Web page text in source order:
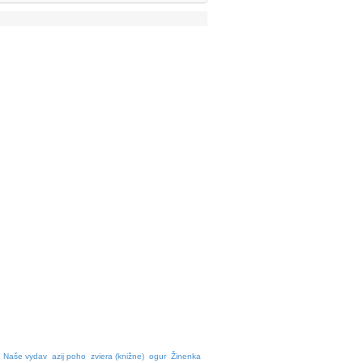
Naše vydav azij poho zviera (knižne) ogur Žinenka